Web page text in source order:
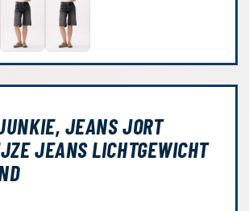
JEANS JORT
JEANS LICHTGEWICHT